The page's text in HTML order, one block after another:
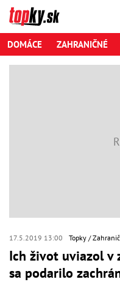
DOMÁCE ZAHRANIČNÉ
17.5.2019 13:00 Topky
Ich život uviazol v
sa podarilo